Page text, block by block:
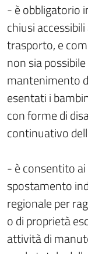
- è obbligatorio
chiusi
trasporto, e
non sia
mantenimento
esentati i
con forme di
continuativo
- è consentito
spostamento
regionale per
o di proprietà
attività di